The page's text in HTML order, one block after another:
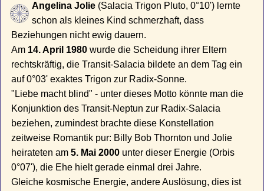
Angelina Jolie (Salacia Trigon Pluto, 0°10') lernte
schon als kleines Kind schmerzhaft, dass
Beziehungen nicht ewig dauern.
Am 14. April 1980 wurde die Scheidung ihrer Eltern
rechtskräftig, die Transit-Salacia bildete an dem Tag ein
auf 0°03' exaktes Trigon zur Radix-Sonne.
"Liebe macht blind" - unter dieses Motto könnte man die
Konjunktion des Transit-Neptun zur Radix-Salacia
beziehen, zumindest brachte diese Konstellation
zeitweise Romantik pur: Billy Bob Thornton und Jolie
heirateten am5. Mai 2000 unter dieser Energie (Orbis
0°07'), die Ehe hielt gerade einmal drei Jahre.
Gleiche kosmische Energie, andere Auslösung, dies ist